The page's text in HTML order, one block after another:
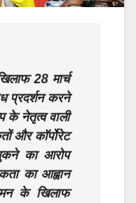
28 मार्च
प्रदर्शन करने
के नेतृत्व वाली
और कॉर्पोरेट
का आरोप
का आह्वान
के खिलाफ